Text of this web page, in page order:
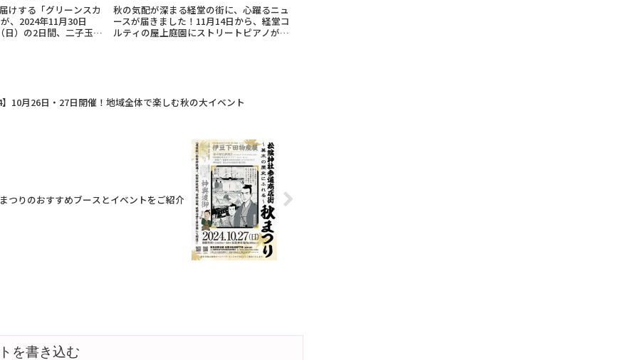
けする「グリーンスカ
、2024年11月30日
日）の2日間、二子玉川
秋の気配が深まる経堂の街に、心躍るニュ
ースが届きました！11月14日から、経堂コ
ルティの屋上庭園にストリートピアノが登
】10月26日・27日開催！地域全体で楽しむ秋の大イベント
つりのおすすめブースとイベントをご紹介
を書き込む